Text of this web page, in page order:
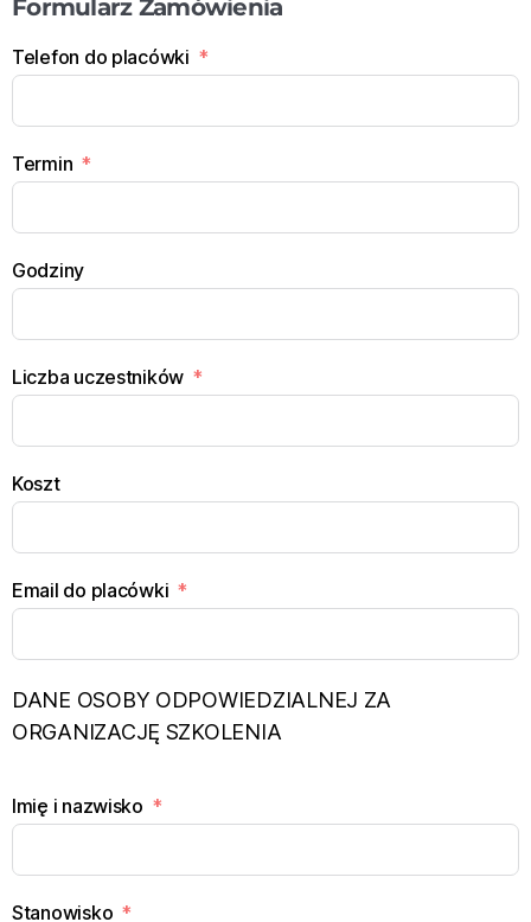
Formularz Zamówienia
Telefon do placówki
Termin
Godziny
Liczba uczestników
Koszt
Email do placówki
DANE OSOBY ODPOWIEDZIALNEJ ZA
ORGANIZACJĘ SZKOLENIA
Imię i nazwisko
Stanowisko